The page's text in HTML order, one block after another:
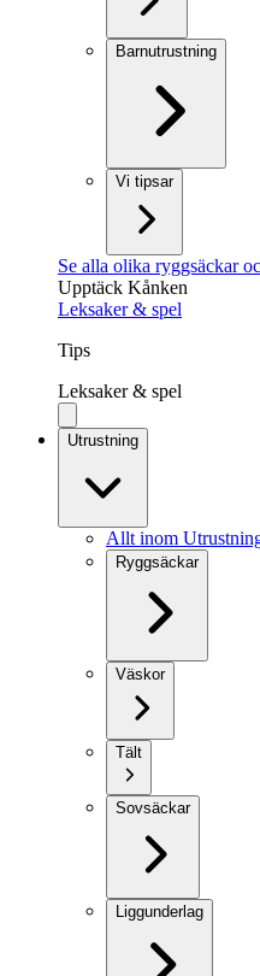
Barnutrustning
Vi tipsar
Se alla olika ryggsäckar
Upptäck Kånken
Leksaker & spel
Tips
Leksaker & spel
Utrustning
Allt inom
Ryggsäckar
Väskor
Tält
Sovsäckar
Liggunderlag